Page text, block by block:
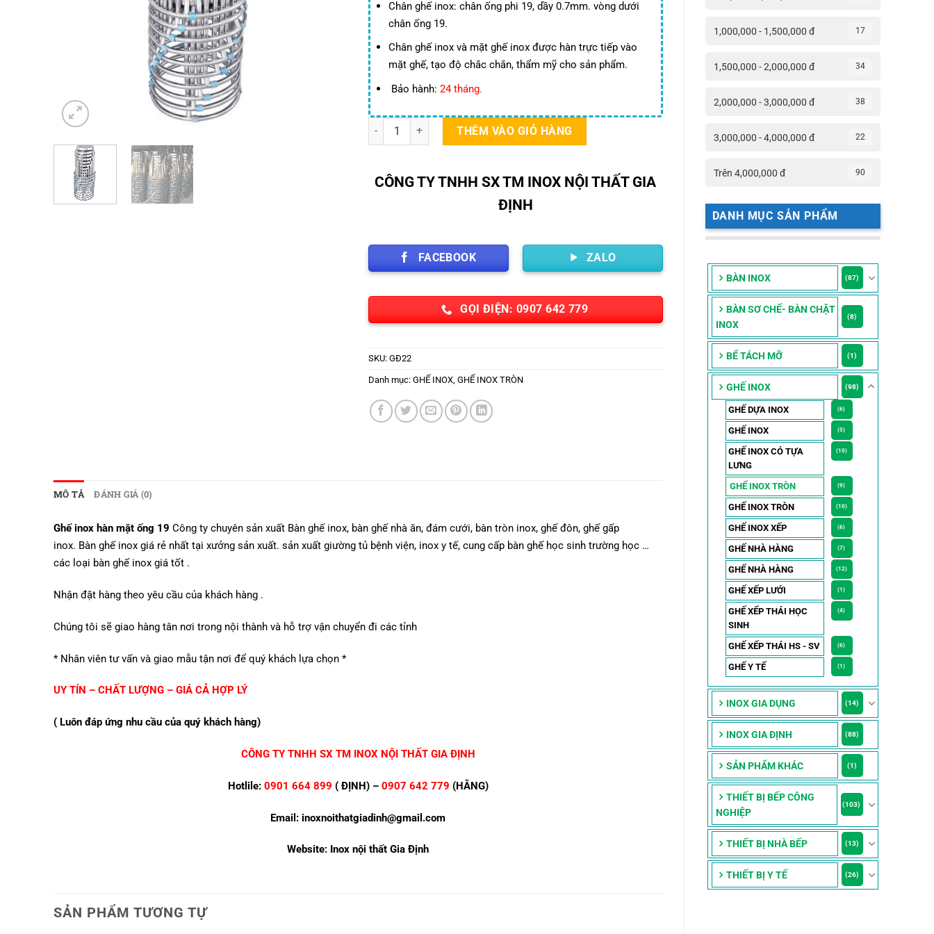
1,000,000 - 1,500,000 đ 17
1,500,000 - 2,000,000 đ 34
2,000,000 - 3,000,000 đ 38
3,000,000 - 4,000,000 đ 22
Trên 4,000,000 đ 90
DANH MỤC SẢN PHẨM
BÀN INOX (87)
BÀN SƠ CHẾ- BÀN CHẶT
INOX
(8)
BỂ TÁCH MỠ (1)
GHẾ INOX (98)
GHẾ DỰA INOX (6)
GHẾ INOX (5)
GHẾ INOX CÓ TỰA
LƯNG
(10)
GHẾ INOX TRÒN (9)
GHẾ INOX TRÒN (10)
GHẾ INOX XẾP (6)
GHẾ NHÀ HÀNG (7)
GHẾ NHÀ HÀNG (12)
GHẾ XẾP LƯỚI (1)
GHẾ XẾP THÁI HỌC
SINH
(4)
GHẾ XẾP THÁI HS - SV (6)
GHẾ Y TẾ (1)
INOX GIA DỤNG (14)
INOX GIA ĐỊNH (88)
SẢN PHẨM KHÁC (1)
THIẾT BỊ BẾP CÔNG
NGHIỆP
(103)
THIẾT BỊ NHÀ BẾP (13)
THIẾT BỊ Y TẾ (26)
125,000 ₫.
Chân ghế inox: chân ống phi 19, dầy 0.7mm. vòng dưới
chân ống 19.
Chân ghế inox và mặt ghế inox được hàn trực tiếp vào
mặt ghế, tạo độ chắc chắn, thẩm mỹ cho sản phẩm.
Bảo hành:24 tháng.
Ghế Inox Hàn Mặt Ống 19 số lượng
THÊM VÀO GIỎ HÀNG
CÔNG TY TNHH SX TM INOX NỘI THẤT GIA
ĐỊNH
FACEBOOK ZALO
GỌI ĐIỆN: 0907 642 779
SKU:GĐ22
Danh mục:GHẾ INOX,GHẾ INOX TRÒN
MÔ TẢ ĐÁNH GIÁ (0)
Ghế inox hàn mặt ống 19 Công ty chuyên sản xuất Bàn ghế inox, bàn ghế nhà ăn, đám cưới, bàn tròn inox, ghế đôn, ghế gấp
inox. Bàn ghế inox giá rẻ nhất tại xưởng sản xuất. sản xuất giường tủ bệnh viện, inox y tế, cung cấp bàn ghế học sinh trường học …
các loại bàn ghế inox giá tốt .
Nhận đặt hàng theo yêu cầu của khách hàng .
Chúng tôi sẽ giao hàng tân nơi trong nội thành và hỗ trợ vận chuyển đi các tỉnh
* Nhân viên tư vấn và giao mẫu tận nơi để quý khách lựa chọn *
UY TÍN – CHẤT LƯỢNG – GIÁ CẢ HỢP LÝ
( Luôn đáp ứng nhu cầu của quý khách hàng)
CÔNG TY TNHH SX TM INOX NỘI THẤT GIA ĐỊNH
Hotlile: 0901 664 899 ( ĐỊNH) –0907 642 779 (HẰNG)
Email: inoxnoithatgiadinh@gmail.com
Website: Inox nội thất Gia Định
SẢN PHẨM TƯƠNG TỰ